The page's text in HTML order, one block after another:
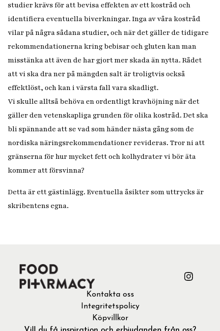
studier krävs för att bevisa effekten av ett kostråd och
identifiera eventuella biverkningar. Inga av våra kostråd
vilar på några sådana studier, och när det gäller de tidigare
rekommendationerna kring bebisar och gluten kan man
misstänka att även de har gjort mer skada än nytta. Rådet
att vi ska dra ner på mängden salt är troligtvis också
effektlöst, och kan i värsta fall vara skadligt.
Vi skulle alltså behöva en ordentligt kravhöjning när det
gäller den vetenskapliga grunden för olika kostråd. Det ska
bli spännande att se vad som händer nästa gång som de
nordiska näringsrekommendationer revideras. Tror ni att
gränserna för hur mycket fett och kolhydrater vi bör äta
kommer att försvinna?
Detta är ett gästinlägg. Eventuella åsikter som uttrycks är
skribentens egna.
Kontakta oss
Integritetspolicy
Köpvillkor